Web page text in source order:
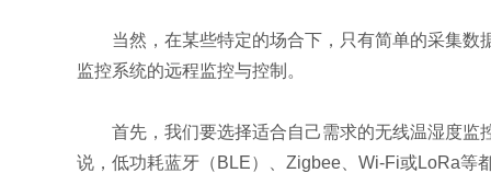
当然，在某些特定的场合下，只有简单的采集数
监控系统的远程监控与控制。
首先，我们要选择适合自己需求的无线温湿度监
说，低功耗蓝牙（BLE）、Zigbee、Wi-Fi或LoRa等